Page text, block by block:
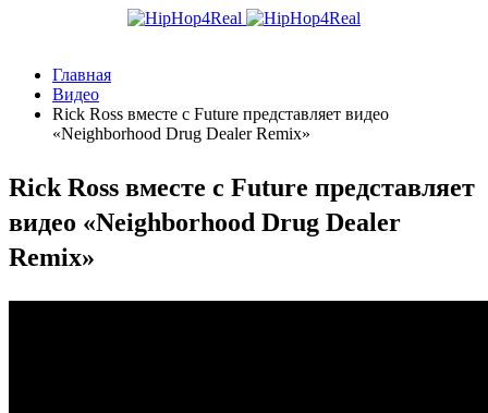
Главная
Видео
Rick Ross вместе с Future представляет видео
«Neighborhood Drug Dealer Remix»
Rick Ross вместе с Future представляет
видео «Neighborhood Drug Dealer
Remix»